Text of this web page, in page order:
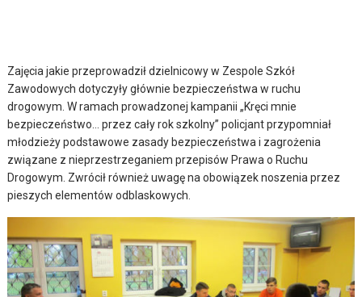
Zajęcia jakie przeprowadził dzielnicowy w Zespole Szkół
Zawodowych dotyczyły głównie bezpieczeństwa w ruchu
drogowym. W ramach prowadzonej kampanii „Kręci mnie
bezpieczeństwo… przez cały rok szkolny” policjant przypomniał
młodzieży podstawowe zasady bezpieczeństwa i zagrożenia
związane z nieprzestrzeganiem przepisów Prawa o Ruchu
Drogowym. Zwrócił również uwagę na obowiązek noszenia przez
pieszych elementów odblaskowych.